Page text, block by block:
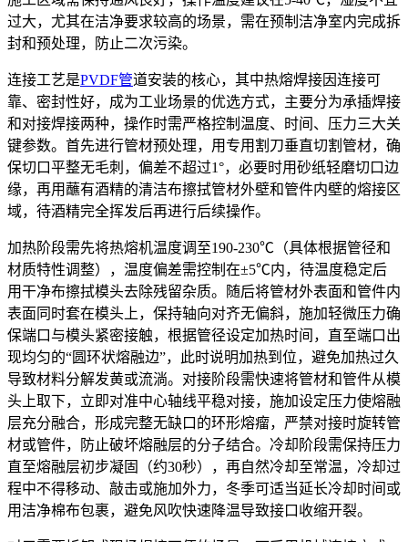
过大，尤其在洁净要求较高的场景，需在预制洁净室内完成拆
封和预处理，防止二次污染。
连接工艺是PVDF管道安装的核心，其中热熔焊接因连接可
靠、密封性好，成为工业场景的优选方式，主要分为承插焊接
和对接焊接两种，操作时需严格控制温度、时间、压力三大关
键参数。首先进行管材预处理，用专用割刀垂直切割管材，确
保切口平整无毛刺，偏差不超过1°，必要时用砂纸轻磨切口边
缘，再用蘸有酒精的清洁布擦拭管材外壁和管件内壁的熔接区
域，待酒精完全挥发后再进行后续操作。
加热阶段需先将热熔机温度调至190-230℃（具体根据管径和
材质特性调整），温度偏差需控制在±5℃内，待温度稳定后
用干净布擦拭模头去除残留杂质。随后将管材外表面和管件内
表面同时套在模头上，保持轴向对齐无偏斜，施加轻微压力确
保端口与模头紧密接触，根据管径设定加热时间，直至端口出
现均匀的“圆环状熔融边”，此时说明加热到位，避免加热过久
导致材料分解发黄或流淌。对接阶段需快速将管材和管件从模
头上取下，立即对准中心轴线平稳对接，施加设定压力使熔融
层充分融合，形成完整无缺口的环形熔瘤，严禁对接时旋转管
材或管件，防止破坏熔融层的分子结合。冷却阶段需保持压力
直至熔融层初步凝固（约30秒），再自然冷却至常温，冷却过
程中不得移动、敲击或施加外力，冬季可适当延长冷却时间或
用洁净棉布包裹，避免风吹快速降温导致接口收缩开裂。